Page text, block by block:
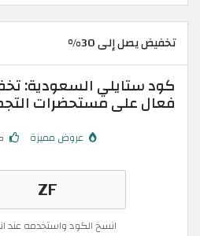
تخفيض يصل إلى 30%
فعال على مستحضرات
عروض مميزة
انسخ الكود واستخدمه عند